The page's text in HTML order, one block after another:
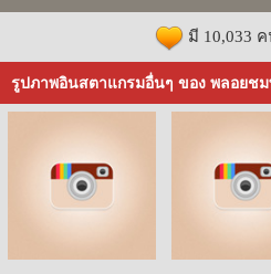
มี 10,033
รูปภาพอินสตาแกรมอื่นๆ ของ พลอยช